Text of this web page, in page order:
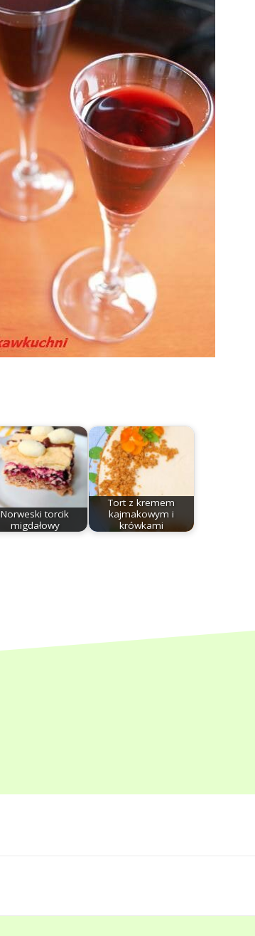
Norweski torcik
migdałowy
Tort z kremem
kajmakowym i
krówkami